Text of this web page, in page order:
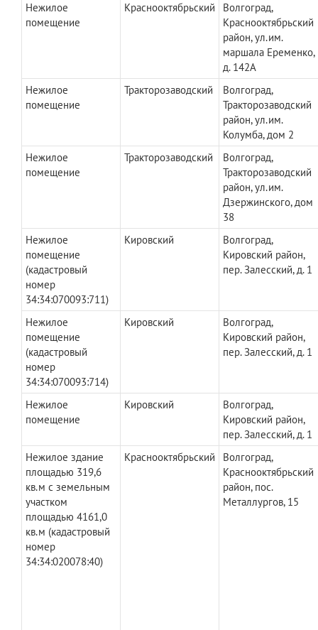
Нежилое
помещение
Краснооктябрьский
Волгоград,
Краснооктябрьский
район, ул.им.
маршала Еременко,
д. 142А
Нежилое
помещение
Тракторозаводский
Волгоград,
Тракторозаводский
район, ул.им.
Колумба, дом 2
Нежилое
помещение
Тракторозаводский
Волгоград,
Тракторозаводский
район, ул.им.
Дзержинского, дом
38
Нежилое
помещение
(кадастровый
номер
34:34:070093:711)
Кировский
Волгоград,
Кировский район,
пер. Залесский, д. 1
Нежилое
помещение
(кадастровый
номер
34:34:070093:714)
Кировский
Волгоград,
Кировский район,
пер. Залесский, д. 1
Нежилое
помещение
Кировский
Волгоград,
Кировский район,
пер. Залесский, д. 1
Нежилое здание
площадью 319,6
кв.м с земельным
участком
площадью 4161,0
кв.м (кадастровый
номер
34:34:020078:40)
Краснооктябрьский
Волгоград,
Краснооктябрьский
район, пос.
Металлургов, 15